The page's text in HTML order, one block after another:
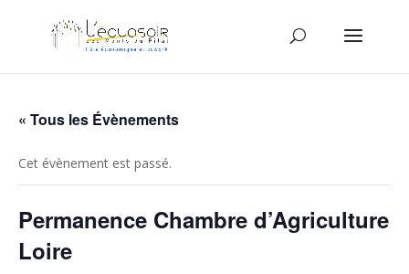
« Tous les Évènements
Cet évènement est passé.
Permanence Chambre d’Agriculture
Loire